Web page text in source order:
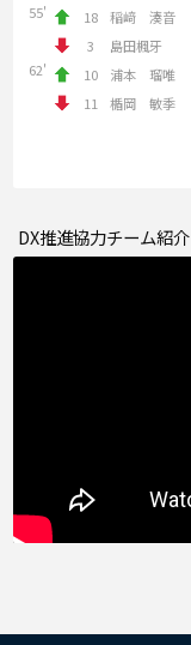
55'
18
稲﨑 湊⾳
3
島田楓牙
62'
10
浦本 瑠唯
11
楯岡 敏季
DX推進協力チーム紹介